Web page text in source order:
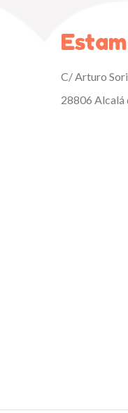
C/ Arturo
28806 Alcalá